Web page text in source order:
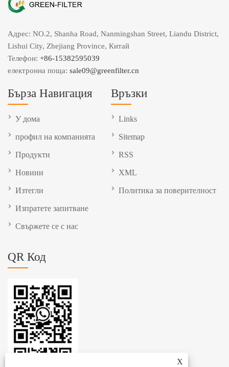
X
Адрес: NO.2, Shanha Road, Nanmingshan Street, Liandu District,
Lishui City, Zhejiang Province, Китай
Телефон: +86-15382595039
електронна поща: sale09@greenfilter.cn
Бърза Навигация
У дома
профил на компанията
Продукти
Новини
Изтегли
Изпратете запитване
Свържете се с нас
Връзки
Links
Sitemap
RSS
XML
Политика за поверителност
QR Код